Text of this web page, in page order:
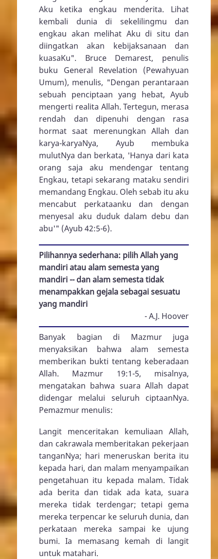
Aku ketika engkau menderita. Lihat
kembali dunia di sekelilingmu dan
engkau akan melihat Aku di situ dan
diingatkan akan kebijaksanaan dan
kuasaKu". Bruce Demarest, penulis
buku General Revelation (Pewahyuan
Umum), menulis, "Dengan perantaraan
sebuah penciptaan yang hebat, Ayub
mengerti realita Allah. Tertegun, merasa
rendah dan dipenuhi dengan rasa
hormat saat merenungkan Allah dan
karya-karyaNya, Ayub membuka
mulutNya dan berkata, 'Hanya dari kata
orang saja aku mendengar tentang
Engkau, tetapi sekarang mataku sendiri
memandang Engkau. Oleh sebab itu aku
mencabut perkataanku dan dengan
menyesal aku duduk dalam debu dan
abu'" (Ayub 42:5-6).
Pilihannya sederhana: pilih Allah yang
mandiri atau alam semesta yang
mandiri -- dan alam semesta tidak
menampakkan gejala sebagai sesuatu
yang mandiri
- A.J. Hoover
Banyak bagian di Mazmur juga
menyaksikan bahwa alam semesta
memberikan bukti tentang keberadaan
Allah. Mazmur 19:1-5, misalnya,
mengatakan bahwa suara Allah dapat
didengar melalui seluruh ciptaanNya.
Pemazmur menulis:
Langit menceritakan kemuliaan Allah,
dan cakrawala memberitakan pekerjaan
tanganNya; hari meneruskan berita itu
kepada hari, dan malam menyampaikan
pengetahuan itu kepada malam. Tidak
ada berita dan tidak ada kata, suara
mereka tidak terdengar; tetapi gema
mereka terpencar ke seluruh dunia, dan
perkataan mereka sampai ke ujung
bumi. Ia memasang kemah di langit
untuk matahari.